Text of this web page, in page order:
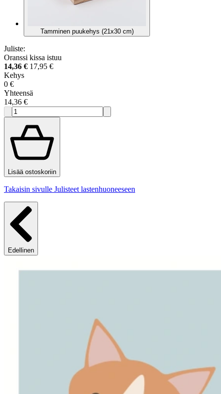
Tamminen puukehys (21x30 cm)
Juliste:
Oranssi kissa istuu
14,36 € 17,95 €
Kehys
0 €
Yhteensä
14,36 €
Lisää ostoskoriin
Takaisin sivulle Julisteet lastenhuoneeseen
Edellinen